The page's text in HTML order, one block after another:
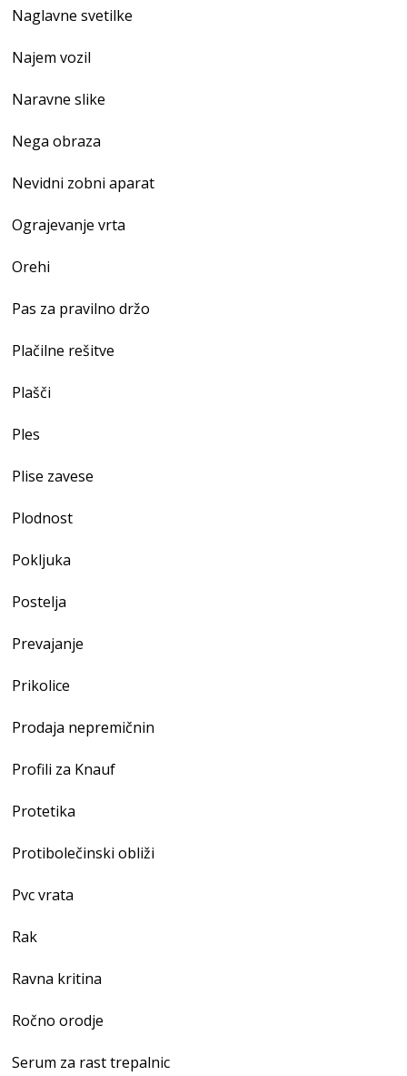
Naglavne svetilke
Najem vozil
Naravne slike
Nega obraza
Nevidni zobni aparat
Ograjevanje vrta
Orehi
Pas za pravilno držo
Plačilne rešitve
Plašči
Ples
Plise zavese
Plodnost
Pokljuka
Postelja
Prevajanje
Prikolice
Prodaja nepremičnin
Profili za Knauf
Protetika
Protibolečinski obliži
Pvc vrata
Rak
Ravna kritina
Ročno orodje
Serum za rast trepalnic